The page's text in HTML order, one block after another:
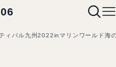
ィバル九州2022inマリンワールド海